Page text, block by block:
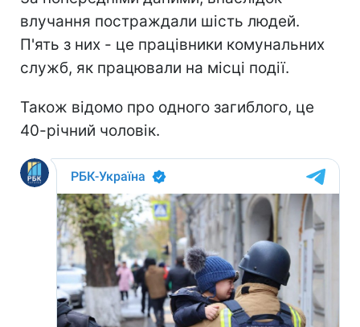
влучання постраждали шість людей.
П'ять з них - це працівники комунальних
служб, як працювали на місці події.
Також відомо про одного загиблого, це
40-річний чоловік.